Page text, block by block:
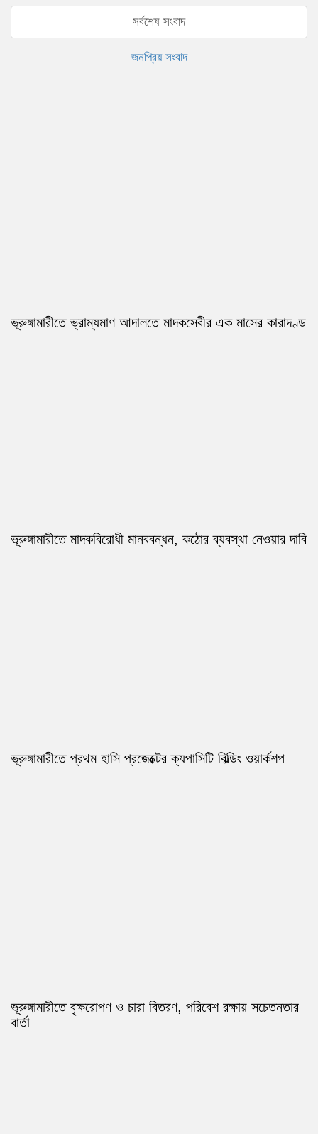
সর্বশেষ সংবাদ
জনপ্রিয় সংবাদ
ভূরুঙ্গামারীতে ভ্রাম্যমাণ আদালতে মাদকসেবীর এক মাসের কারাদণ্ড
ভূরুঙ্গামারীতে মাদকবিরোধী মানববন্ধন, কঠোর ব্যবস্থা নেওয়ার দাবি
ভূরুঙ্গামারীতে প্রথম হাসি প্রজেক্টের ক্যপাসিটি বিল্ডিং ওয়ার্কশপ
ভূরুঙ্গামারীতে বৃক্ষরোপণ ও চারা বিতরণ, পরিবেশ রক্ষায় সচেতনতার
বার্তা